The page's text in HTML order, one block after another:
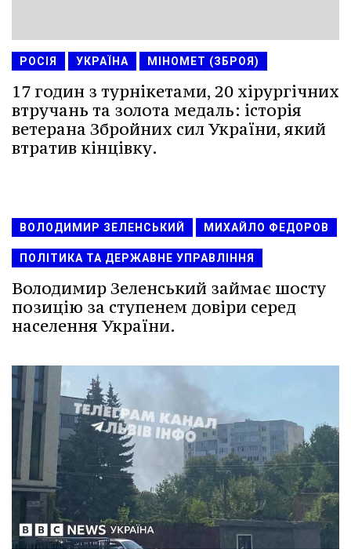
РОСІЯ УКРАЇНА МІНОМЕТ (ЗБРОЯ)
17 годин з турнікетами, 20 хірургічних
втручань та золота медаль: історія
ветерана Збройних сил України, який
втратив кінцівку.
ВОЛОДИМИР ЗЕЛЕНСЬКИЙ МИХАЙЛО ФЕДОРОВ
ПОЛІТИКА ТА ДЕРЖАВНЕ УПРАВЛІННЯ
Володимир Зеленський займає шосту
позицію за ступенем довіри серед
населення України.